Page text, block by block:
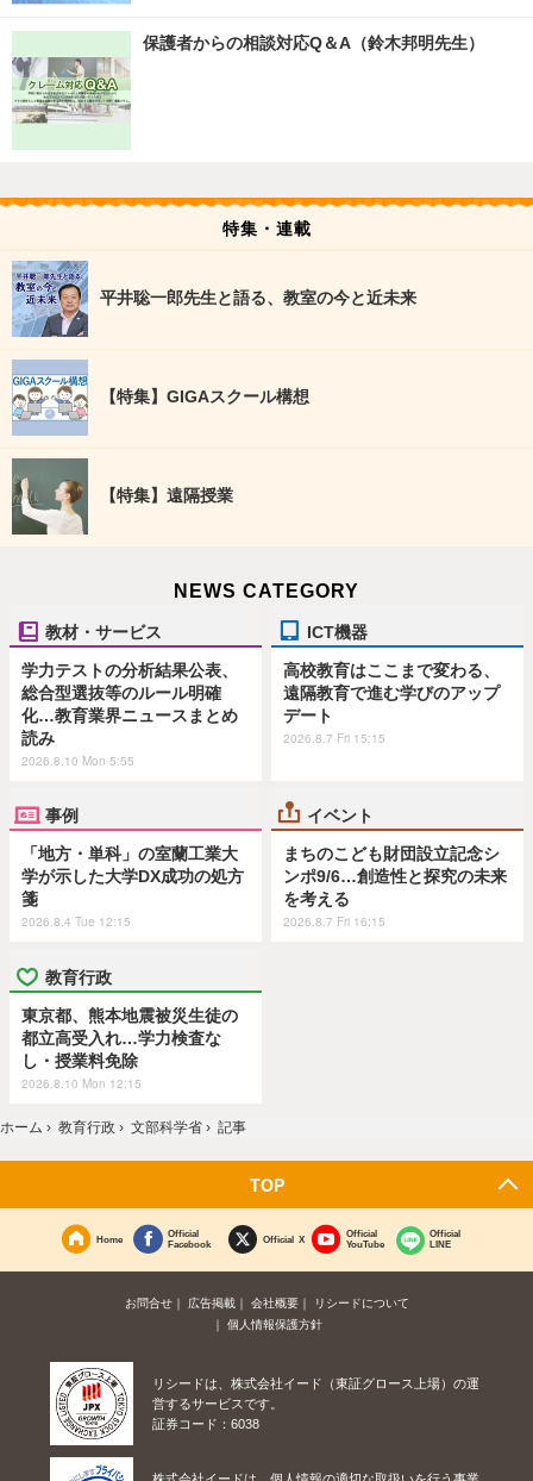
保護者からの相談対応Q＆A（鈴木邦明先生）
特集・連載
平井聡一郎先生と語る、教室の今と近未来
【特集】GIGAスクール構想
【特集】遠隔授業
NEWS CATEGORY
教材・サービス
学力テストの分析結果公表、
総合型選抜等のルール明確
化…教育業界ニュースまとめ
読み
2026.8.10 Mon 5:55
ICT機器
高校教育はここまで変わる、
遠隔教育で進む学びのアップ
デート
2026.8.7 Fri 15:15
事例
「地方・単科」の室蘭工業大
学が示した大学DX成功の処方
箋
2026.8.4 Tue 12:15
イベント
まちのこども財団設立記念シ
ンポ9/6…創造性と探究の未来
を考える
2026.8.7 Fri 16:15
教育行政
東京都、熊本地震被災生徒の
都立高受入れ…学力検査な
し・授業料免除
2026.8.10 Mon 12:15
ホーム › 教育行政 › 文部科学省 › 記事
TOP
Home
Official
Facebook
Official X
Official
YouTube
Official
LINE
お問合せ 広告掲載 会社概要
リシードについて
個人情報保護方針
リシードは、株式会社イード（東証グロース上場）の運
営するサービスです。
証券コード：6038